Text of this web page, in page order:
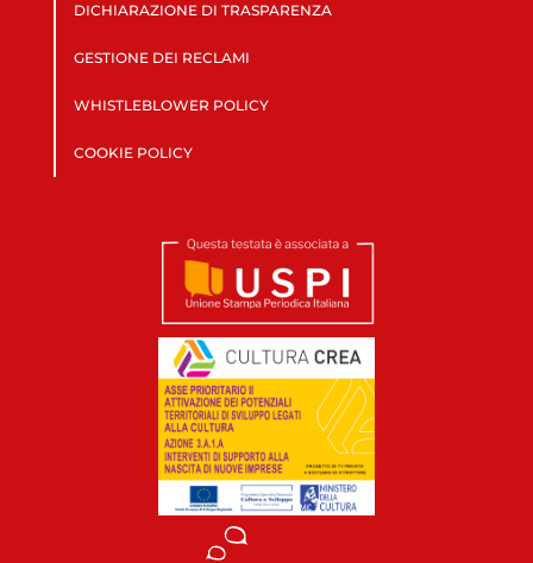
DICHIARAZIONE DI TRASPARENZA
GESTIONE DEI RECLAMI
WHISTLEBLOWER POLICY
COOKIE POLICY